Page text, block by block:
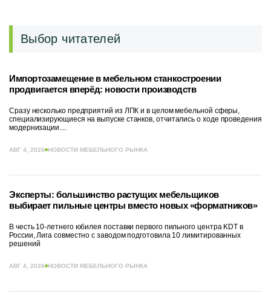
Выбор читателей
Импортозамещение в мебельном станкостроении
продвигается вперёд: новости производств
Сразу несколько предприятий из ЛПК и в целом мебельной сферы,
специализирующиеся на выпуске станков, отчитались о ходе проведения
модернизации....
АВГ 4, 2026 НОВОСТИ МЕБЕЛЬНОГО РЫНКА
Эксперты: большинство растущих мебельщиков
выбирает пильные центры вместо новых «форматников»
В честь 10-летнего юбилея поставки первого пильного центра KDT в
России, Лига совместно с заводом подготовила 10 лимитированных
решений
АВГ 4, 2026 НОВОСТИ МЕБЕЛЬНОГО РЫНКА